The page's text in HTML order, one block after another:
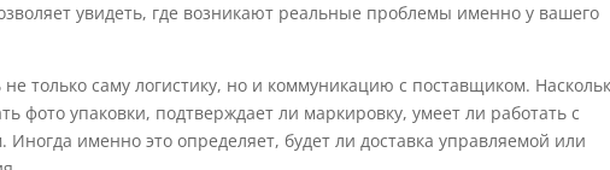
увидеть, где возникают реальные проблемы именно у вашего
только саму логистику, но и коммуникацию с поставщиком.
фото упаковки, подтверждает ли маркировку, умеет ли работать с
именно это определяет, будет ли доставка управляемой или